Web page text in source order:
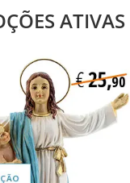
ATIVAS